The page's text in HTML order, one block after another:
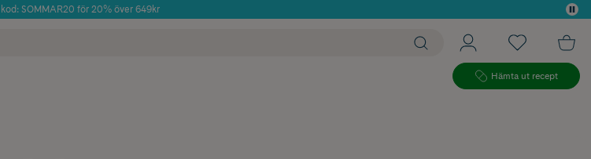
SOMMAR20 för 20% över 649kr
Hämta ut recept